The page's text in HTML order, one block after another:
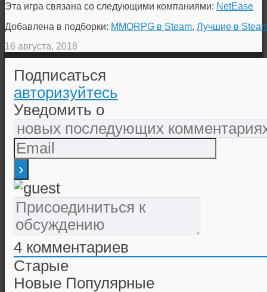
Эта игра связана со следующими компаниями: NetEase
Добавлена в подборки: MMORPG в Steam, Лучшие в
16 августа, 2018
Подписаться
авторизуйтесь
Уведомить о
4 комментариев
Старые
Новые Популярные